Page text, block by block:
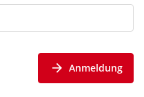
Anmeldung